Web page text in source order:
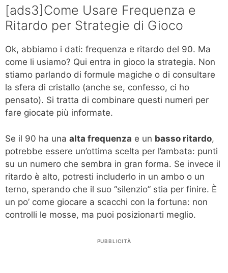
[ads3]Come Usare Frequenza e
Ritardo per Strategie di Gioco
Ok, abbiamo i dati: frequenza e ritardo del 90. Ma
come li usiamo? Qui entra in gioco la strategia. Non
stiamo parlando di formule magiche o di consultare
la sfera di cristallo (anche se, confesso, ci ho
pensato). Si tratta di combinare questi numeri per
fare giocate più informate.
Se il 90 ha una alta frequenza e un basso ritardo,
potrebbe essere un’ottima scelta per l’ambata: punti
su un numero che sembra in gran forma. Se invece il
ritardo è alto, potresti includerlo in un ambo o un
terno, sperando che il suo “silenzio” stia per finire. È
un po’ come giocare a scacchi con la fortuna: non
controlli le mosse, ma puoi posizionarti meglio.
PUBBLICITÀ